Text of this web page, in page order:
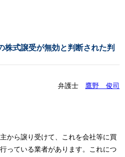
株式譲受が無効と判断された判
弁護士 鷹野 俊司
から譲り受けて、これを会社等に買
っている業者があります。これにつ